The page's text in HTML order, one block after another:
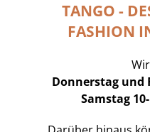
TANGO -
FASHION
Donnerstag und
Samstag